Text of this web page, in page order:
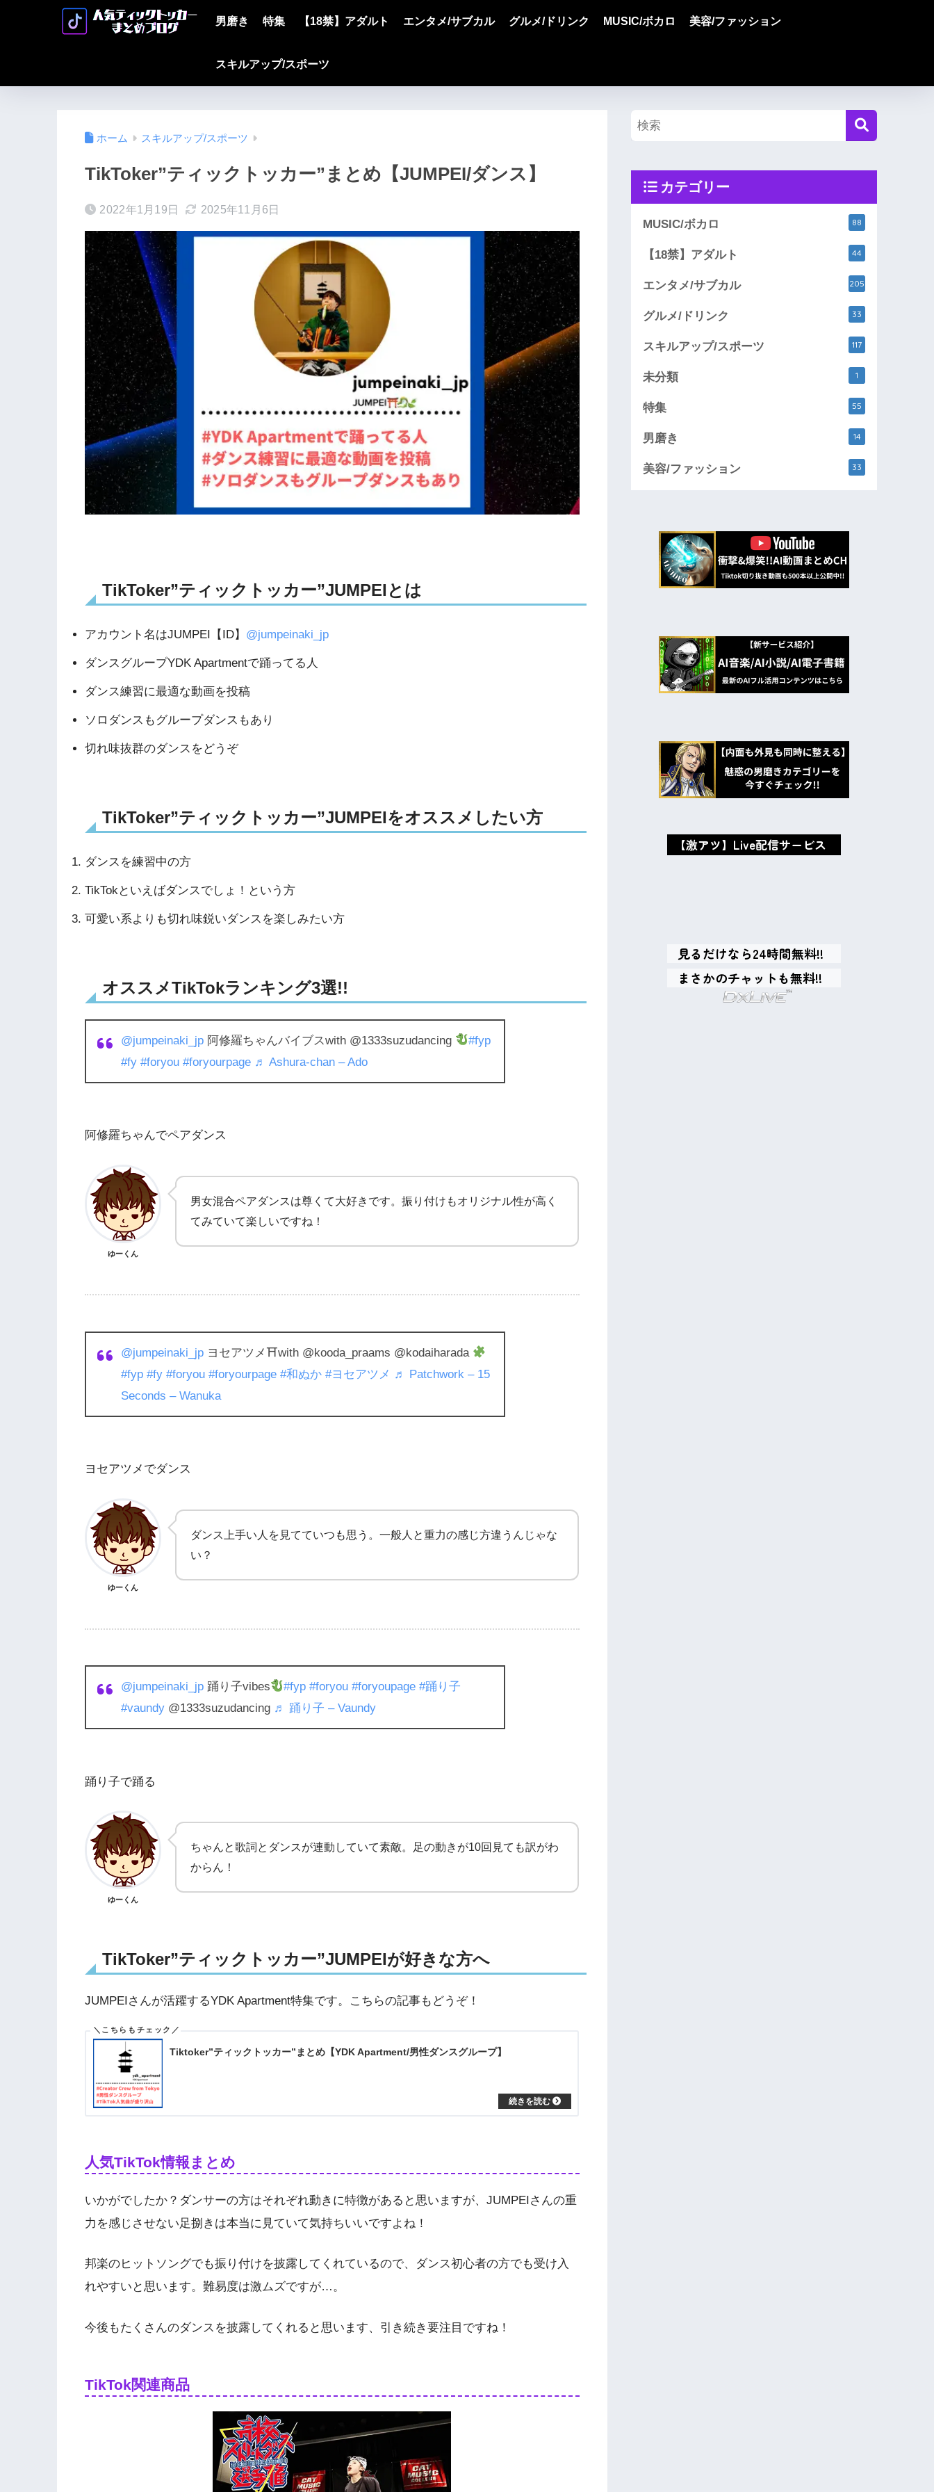
男磨き 特集 【18禁】アダルト エンタメ/サブカル グルメ/ドリンク MUSIC/ボカロ 美容/ファッション
スキルアップ/スポーツ
ホーム スキルアップ/スポーツ
TikToker”ティックトッカー”まとめ【JUMPEI/ダンス】
2022年1月19日 2025年11月6日
TikToker”ティックトッカー”JUMPEIとは
アカウント名はJUMPEI【ID】 @jumpeinaki_jp
ダンスグループYDK Apartmentで踊ってる人
ダンス練習に最適な動画を投稿
ソロダンスもグループダンスもあり
切れ味抜群のダンスをどうぞ
TikToker”ティックトッカー”JUMPEIをオススメしたい方
ダンスを練習中の方
TikTokといえばダンスでしょ！という方
可愛い系よりも切れ味鋭いダンスを楽しみたい方
オススメTikTokランキング3選!!
@jumpeinaki_jp 阿修羅ちゃんバイブスwith @1333suzudancing
#fyp
#fy #foryou #foryourpage ♬ Ashura-chan – Ado
阿修羅ちゃんでペアダンス
ゆーくん
男女混合ペアダンスは尊くて大好きです。振り付けもオリジナル性が高く
てみていて楽しいですね！
@jumpeinaki_jp ヨセアツメ⛩with @kooda_praams @kodaiharada
#fyp #fy #foryou #foryourpage #和ぬか #ヨセアツメ ♬ Patchwork – 15
Seconds – Wanuka
ヨセアツメでダンス
ゆーくん
ダンス上手い人を見てていつも思う。一般人と重力の感じ方違うんじゃな
い？
@jumpeinaki_jp 踊り子vibes #fyp #foryou #foryoupage #踊り子
#vaundy @1333suzudancing ♬ 踊り子 – Vaundy
踊り子で踊る
ゆーくん
ちゃんと歌詞とダンスが連動していて素敵。足の動きが10回見ても訳がわ
からん！
TikToker”ティックトッカー”JUMPEIが好きな方へ
JUMPEIさんが活躍するYDK Apartment特集です。こちらの記事もどうぞ！
Tiktoker”ティックトッカー”まとめ【YDK Apartment/男性ダンスグループ】
人気TikTok情報まとめ
いかがでしたか？ダンサーの方はそれぞれ動きに特徴があると思いますが、JUMPEIさんの重
力を感じさせない足捌きは本当に見ていて気持ちいいですよね！
邦楽のヒットソングでも振り付けを披露してくれているので、ダンス初心者の方でも受け入
れやすいと思います。難易度は激ムズですが…。
今後もたくさんのダンスを披露してくれると思います、引き続き要注目ですね！
TikTok関連商品
カテゴリー
MUSIC/ボカロ 88
【18禁】アダルト 44
エンタメ/サブカル 205
グルメ/ドリンク 33
スキルアップ/スポーツ 117
未分類 1
特集 55
男磨き 14
美容/ファッション 33
oxMISAox
【激アツ】Live配信サービス
見るだけなら24時間無料!!
まさかのチャットも無料!!